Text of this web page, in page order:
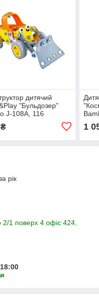
дитячий
"Бульдозер"
J-108A, 116
1
рік
2/1 поверх 4 офіс 424,